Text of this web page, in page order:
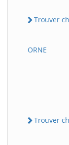
Trouver
ORNE
Trouver